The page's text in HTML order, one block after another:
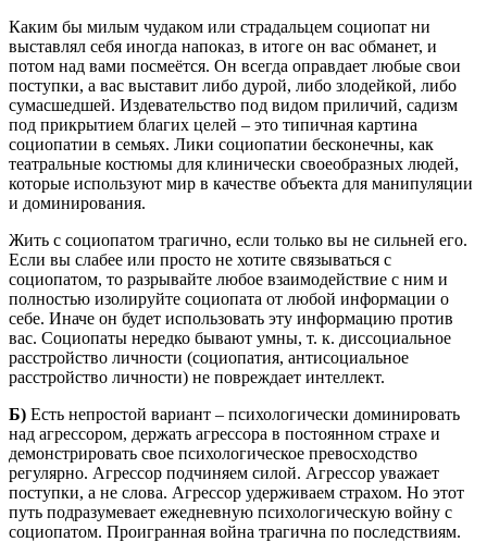
Каким бы милым чудаком или страдальцем социопат ни
выставлял себя иногда напоказ, в итоге он вас обманет, и
потом над вами посмеётся. Он всегда оправдает любые свои
поступки, а вас выставит либо дурой, либо злодейкой, либо
сумасшедшей. Издевательство под видом приличий, садизм
под прикрытием благих целей – это типичная картина
социопатии в семьях. Лики социопатии бесконечны, как
театральные костюмы для клинически своеобразных людей,
которые используют мир в качестве объекта для манипуляции
и доминирования.
Жить с социопатом трагично, если только вы не сильней его.
Если вы слабее или просто не хотите связываться с
социопатом, то разрывайте любое взаимодействие с ним и
полностью изолируйте социопата от любой информации о
себе. Иначе он будет использовать эту информацию против
вас. Социопаты нередко бывают умны, т. к. диссоциальное
расстройство личности (социопатия, антисоциальное
расстройство личности) не повреждает интеллект.
Б) Есть непростой вариант – психологически доминировать
над агрессором, держать агрессора в постоянном страхе и
демонстрировать свое психологическое превосходство
регулярно. Агрессор подчиняем силой. Агрессор уважает
поступки, а не слова. Агрессор удерживаем страхом. Но этот
путь подразумевает ежедневную психологическую войну с
социопатом. Проигранная война трагична по последствиям.